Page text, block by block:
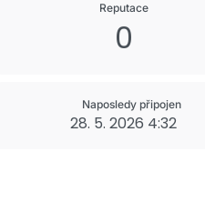
Reputace
0
Naposledy připojen
28. 5. 2026 4:32